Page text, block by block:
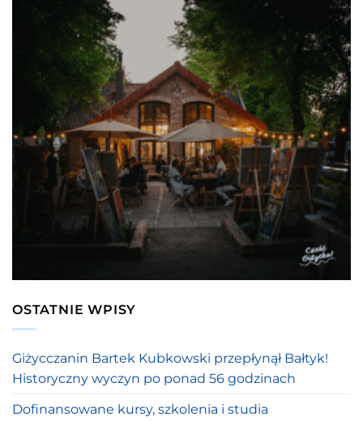
OSTATNIE WPISY
Giżycczanin Bartek Kubkowski przepłynął Bałtyk!
Historyczny wyczyn po ponad 56 godzinach
Dofinansowane kursy, szkolenia i studia